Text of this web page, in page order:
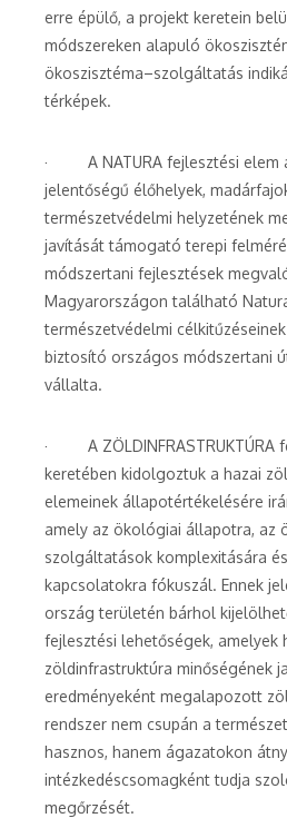
erre épülő, a projekt keretein
módszereken alapuló
ökoszisztéma–szolgáltatás
térképek.
· A NATURA fejlesztési elem
jelentőségű élőhelyek,
természetvédelmi helyzetének
javítását támogató terepi
módszertani fejlesztések
Magyarországon található
természetvédelmi
biztosító országos módszertani
vállalta.
· A ZÖLDINFRASTRUKTÚRA
keretében kidolgoztuk a hazai
elemeinek állapotértékelésére
amely az ökológiai állapotra, az
szolgáltatások komplexitására
kapcsolatokra fókuszál. Ennek
ország területén bárhol
fejlesztési lehetőségek, amelyek
zöldinfrastruktúra minőségének
eredményeként megalapozott
rendszer nem csupán a
hasznos, hanem ágazatokon
intézkedéscsomagként tudja
megőrzését.